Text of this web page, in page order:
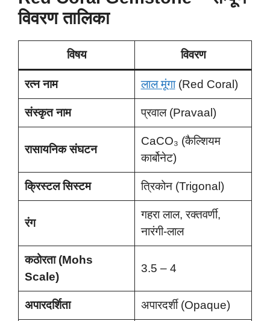
विवरण तालिका
विषय विवरण
रत्न नाम लाल मूंगा(Red Coral)
संस्कृत नाम प्रवाल (Pravaal)
रासायनिक संघटन
CaCO₃ (कैल्शियम
कार्बोनेट)
क्रिस्टल सिस्टम त्रिकोन (Trigonal)
रंग
गहरा लाल, रक्तवर्णी,
नारंगी-लाल
कठोरता (Mohs
Scale)
3.5 – 4
अपारदर्शिता अपारदर्शी (Opaque)